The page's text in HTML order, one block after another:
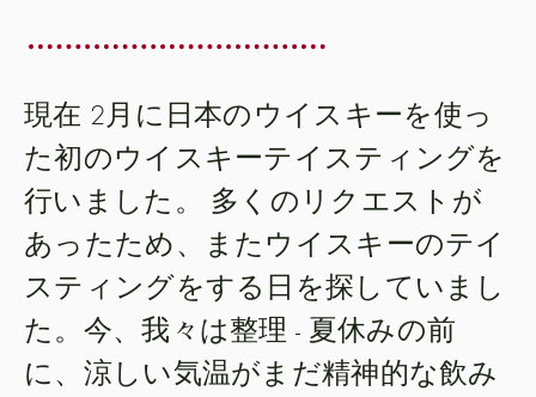
現在 2月に日本のウイスキーを使っ
た初のウイスキーテイスティングを
行いました。
多くのリクエストが
あったため、またウイスキーのテイ
スティングをする日を探していまし
た。今、我々は整理 - 夏休みの前
に、涼しい気温がまだ精神的な飲み